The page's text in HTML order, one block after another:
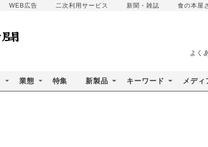
WEB広告 二次利用サービス 新聞・雑誌 食の本屋
よく
業態 特集 新製品 キーワード メディ